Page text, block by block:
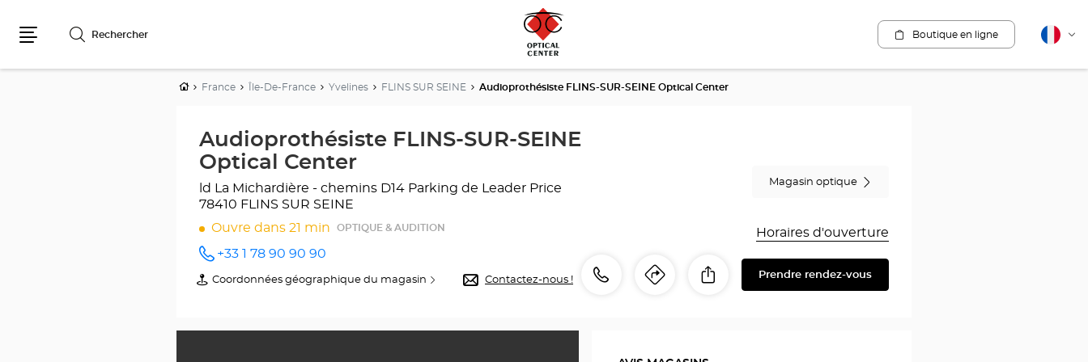
Rechercher Boutique en ligne Français
AccueilFrance Île-De-France Yvelines FLINS SUR SEINE Audioprothésiste FLINS-SUR-SEINE Optical Center
Audioprothésiste FLINS-SUR-SEINE
Optical Center
ld La Michardière - chemins D14 Parking de Leader Price
78410 FLINS SUR SEINE
Ouvre dans 21 min
OPTIQUE & AUDITION
Appeler
le point
de vente
+33 1 78 90 90 90
Coordonnées géographique du magasin
du
Contactez-nous !
Magasin optique
Horaires d'ouverture
Appeler
de
Appeler Itinéraire
jusqu'auPartagerPrendre rendez-vous